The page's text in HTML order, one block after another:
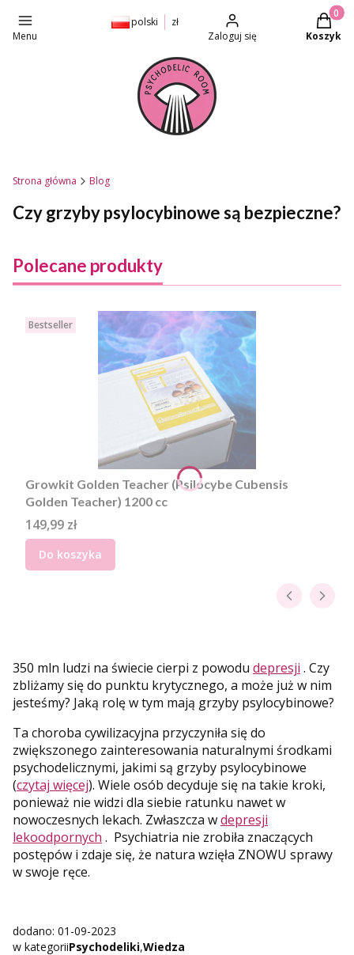
Menu
polski
zł
Zaloguj się
Koszyk
Strona główna Blog
Czy grzyby psylocybinowe są bezpieczne?
Polecane produkty
Bestseller
Growkit Golden Teacher (Psilocybe Cubensis
Golden Teacher) 1200 cc
Cena
149,99 zł
Do koszyka
350 mln ludzi na świecie cierpi z powodu depresji . Czy
zbliżamy się do punktu krytycznego, a może już w nim
jesteśmy? Jaką rolę w tym mają grzyby psylocybinowe?
Ta choroba cywilizacyjna przyczyniła się do
zwiększonego zainteresowania naturalnymi środkami
psychodelicznymi, jakimi są grzyby psylocybinowe
(czytaj więcej). Wiele osób decyduje się na takie kroki,
ponieważ nie widzi dla siebie ratunku nawet w
nowoczesnych lekach. Zwłaszcza wdepresji
lekoodpornych . Psychiatria nie zrobiła znaczących
postępów i zdaje się, że natura wzięła ZNOWU sprawy
w swoje ręce.
dodano: 01-09-2023
w kategoriiPsychodeliki,Wiedza